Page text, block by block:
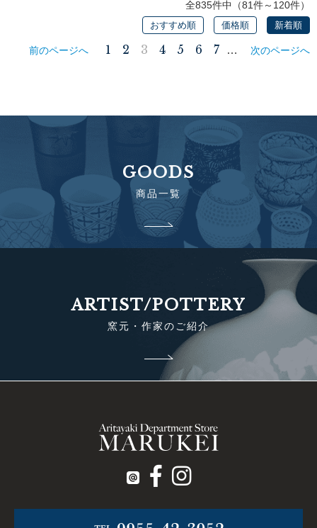
全835件中（81件～120件）
おすすめ順 価格順 新着順
前のページへ 1 2 3 4 5 6 7 … 次のページへ
GOODS
商品一覧
ARTIST/POTTERY
窯元・作家のご紹介